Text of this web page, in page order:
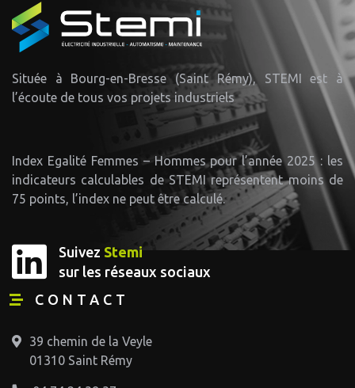
Située à Bourg-en-Bresse (Saint Rémy), STEMI est à
l’écoute de tous vos projets industriels
Index Egalité Femmes – Hommes pour l’année 2025 : les
indicateurs calculables de STEMI représentent moins de
75 points, l’index ne peut être calculé.
Suivez Stemi
sur les réseaux sociaux
CONTACT
39 chemin de la Veyle
01310 Saint Rémy